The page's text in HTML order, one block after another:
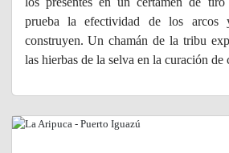
prueba la efectividad de los arcos
construyen. Un chamán de la tribu
las hierbas de la selva en la curación de